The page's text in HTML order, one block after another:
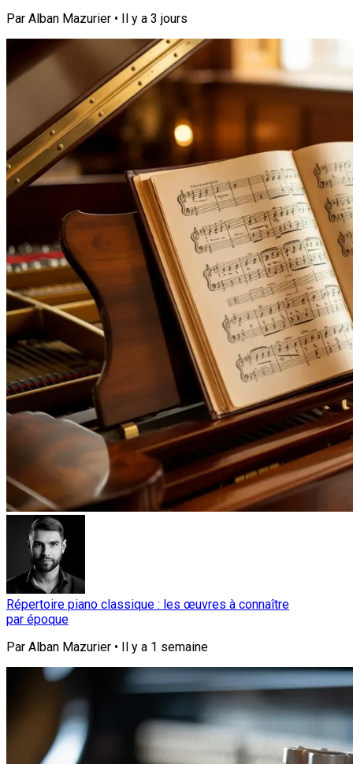
Par Alban Mazurier • Il y a 3 jours
Répertoire piano classique : les œuvres à connaître
par époque
Par Alban Mazurier • Il y a 1 semaine